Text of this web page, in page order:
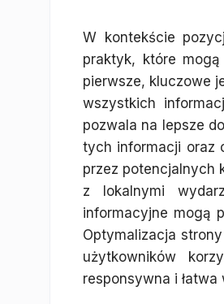
W kontekście
praktyk, które
pierwsze, kluczowe
wszystkich
pozwala na lepsze
tych informacji oraz
przez potencjalnych
z lokalnymi
informacyjne mogą
Optymalizacja
użytkowników
responsywna i łatwa